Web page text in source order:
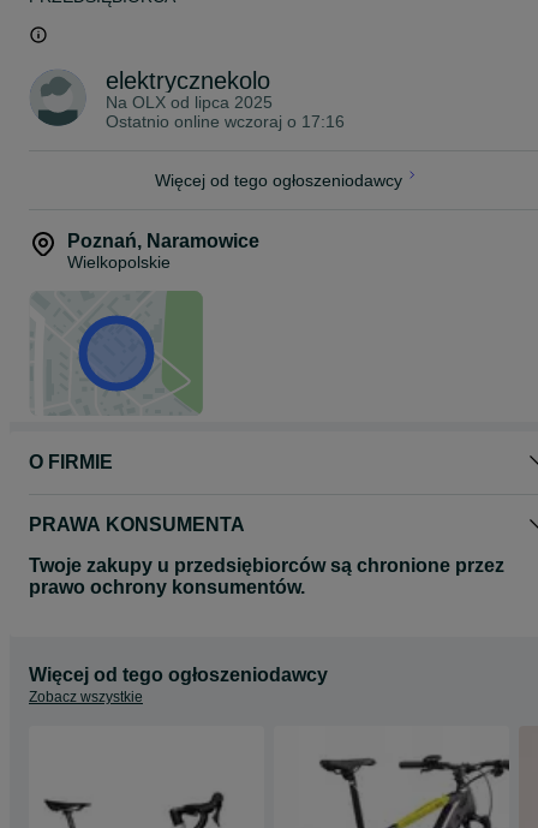
Hamulce: HYDRAULICZNY TARCZOWY
Kaseta: SHIMANO CS-LG300-10 CUES 10- 11-48T
Koła: 622-30 15×110 / 12×148 Centerlock
Siodło: SELLE ITALIA
Mostek: ALLOY 35.0 50mm 0 Deg
Kierownica: ALLOY 35.0 760mm 20mm Rise 9 Deg Backsweep
elektrycznekolo
Na OLX od lipca 2025
Ostatnio online wczoraj o 17:16
Więcej od tego ogłoszeniodawcy
Poznań, Naramowice
Wielkopolskie
O FIRMIE
PRAWA KONSUMENTA
Twoje zakupy u przedsiębiorców są chronione przez
prawo ochrony konsumentów.
Więcej od tego ogłoszeniodawcy
Zobacz wszystkie